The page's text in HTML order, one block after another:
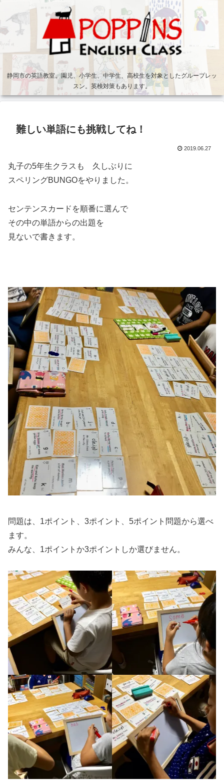
静岡市の英語教室。園児、小学生、中学生、高校生を対象としたグループレッ
スン。英検対策もあります。
難しい単語にも挑戦してね！
2019.06.27
丸子の5年生クラスも 久しぶりに
スペリングBUNGOをやりました。
センテンスカードを順番に選んで
その中の単語からの出題を
見ないで書きます。
問題は、1ポイント、3ポイント、5ポイント問題から選べ
ます。
みんな、1ポイントか3ポイントしか選びません。